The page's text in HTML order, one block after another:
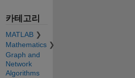
카테고리
MATLAB
Mathematics
Graph and
Network
Algorithms